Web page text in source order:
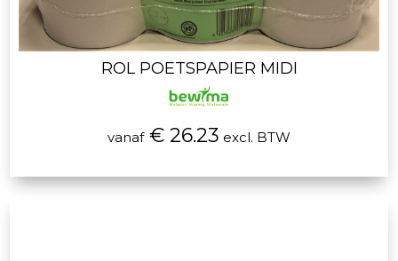
ROL POETSPAPIER MIDI
vanaf€ 26.23 excl. BTW